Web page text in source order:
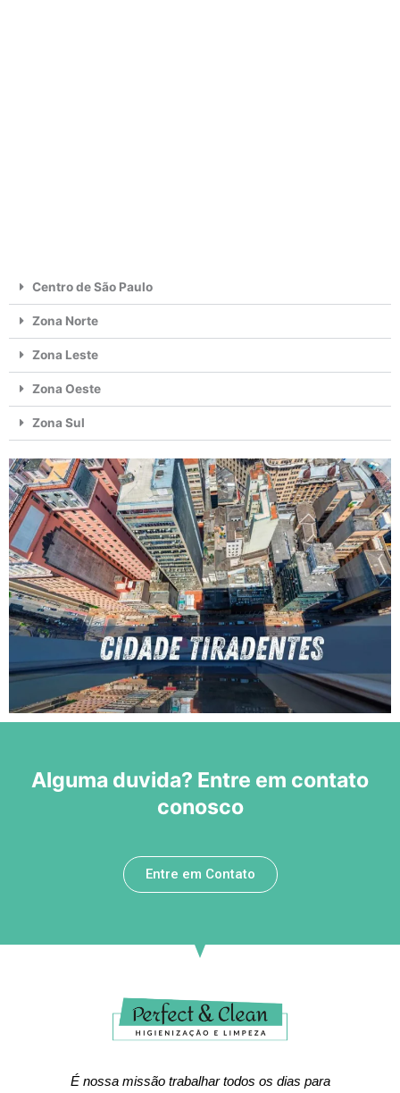
Centro de São Paulo
Zona Norte
Zona Leste
Zona Oeste
Zona Sul
Alguma duvida? Entre em contato
conosco
Entre em Contato
É nossa missão trabalhar todos os dias para